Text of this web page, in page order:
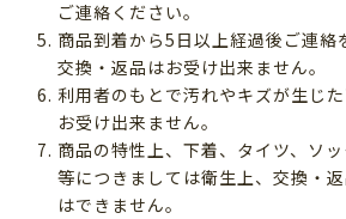
ご連絡ください。
商品到着から5日以上経過後ご連絡
交換・返品はお受け出来ません。
利用者のもとで汚れやキズが生じ
お受け出来ません。
商品の特性上、下着、タイツ、ソ
等につきましては衛生上、交換・
はできません。